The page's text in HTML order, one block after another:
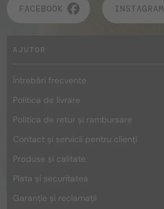
FACEBOOK INSTAGRAM
AJUTOR
Întrebări frecvente
Politica de livrare
Politica de retur și rambursare
Contact și servicii pentru clienți
Produse și calitate
Plata și securitatea
Garanție și reclamații